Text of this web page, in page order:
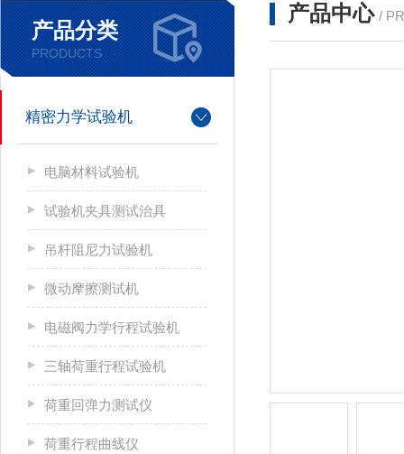
产品分类
PRODUCTS
精密力学试验机
电脑材料试验机
试验机夹具测试治具
吊杆阻尼力试验机
微动摩擦测试机
电磁阀力学行程试验机
三轴荷重行程试验机
荷重回弹力测试仪
荷重行程曲线仪
产品中心 /